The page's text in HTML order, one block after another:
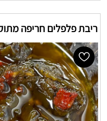
ריבת פלפלים חריפה